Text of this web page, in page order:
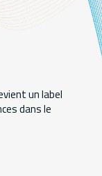
un label
dans le